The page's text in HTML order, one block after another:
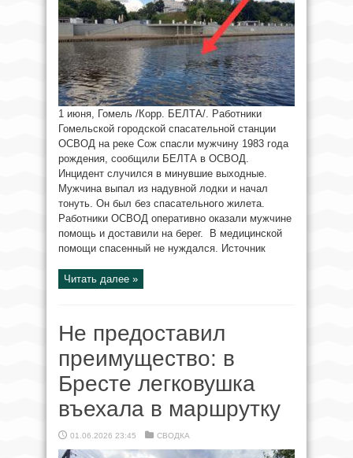
1 июня, Гомель /Корр. БЕЛТА/. Работники
Гомельской городской спасательной станции
ОСВОД на реке Сож спасли мужчину 1983 года
рождения, сообщили БЕЛТА в ОСВОД.
Инцидент случился в минувшие выходные.
Мужчина выпал из надувной лодки и начал
тонуть. Он был без спасательного жилета.
Работники ОСВОД оперативно оказали мужчине
помощь и доставили на берег. В медицинской
помощи спасенный не нуждался. Источник
Читать далее »
Не предоставил
преимущество: в
Бресте легковушка
въехала в маршрутку
01.06.2026 23:45 СВОДКА